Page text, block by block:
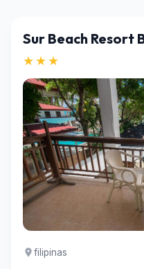
Sur Beach Resort
★★★
filipinas